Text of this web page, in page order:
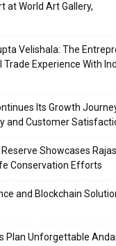
at World Art Gallery,
Velishala: The
Trade Experience With
Its Growth
and Customer
Showcases
Conservation Efforts
and Blockchain
Plan Unforgettable